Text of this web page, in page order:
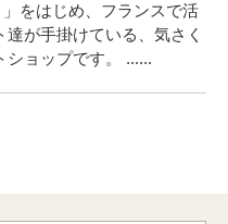
をはじめ、フランスで活
が手掛けている、気さく
ショップです。 ......